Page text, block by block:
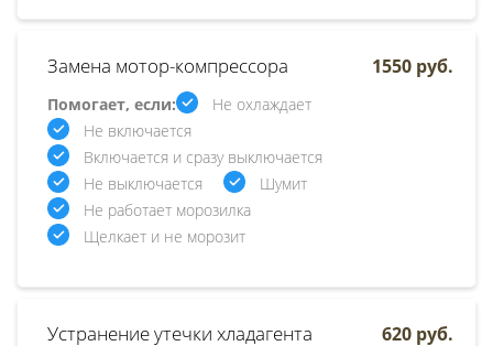
Замена мотор-компрессора
Помогает, если:
Не охлаждает
Не включается
Включается и сразу выключается
Не выключается
Шумит
Не работает морозилка
Щелкает и не морозит
1550 руб.
Устранение утечки хладагента 620 руб.